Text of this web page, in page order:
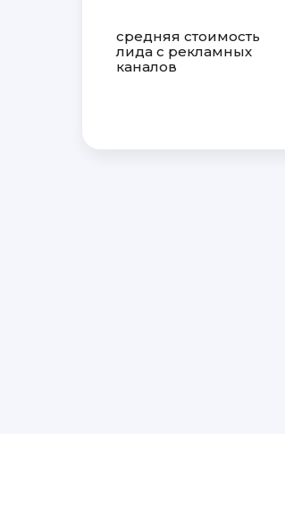
средняя стоимость
лида с рекламных
каналов